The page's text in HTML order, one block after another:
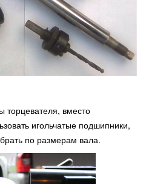
торцевателя, вместо
игольчатые подшипники,
по размерам вала.